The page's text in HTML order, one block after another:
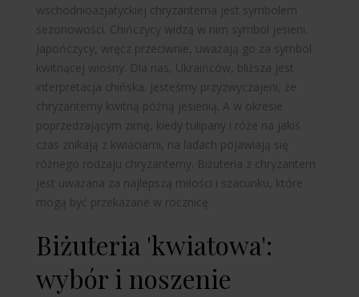
wschodnioazjatyckiej chryzantema jest symbolem
sezonowości. Chińczycy widzą w nim symbol jesieni.
Japończycy, wręcz przeciwnie, uważają go za symbol
kwitnącej wiosny. Dla nas, Ukraińców, bliższa jest
interpretacja chińska. Jesteśmy przyzwyczajeni, że
chryzantemy kwitną późną jesienią. A w okresie
poprzedzającym zimę, kiedy tulipany i róże na jakiś
czas znikają z kwiaciarni, na ladach pojawiają się
różnego rodzaju chryzantemy. Biżuteria z chryzantem
jest uważana za najlepszą miłości i szacunku, które
mogą być przekazane w rocznicę.
Biżuteria 'kwiatowa':
wybór i noszenie